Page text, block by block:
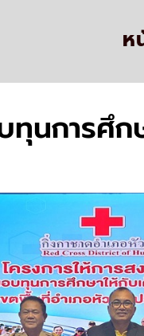
ห
นการศึก